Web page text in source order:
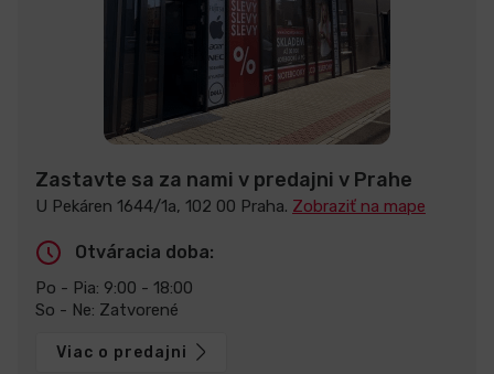
Zastavte sa za nami v predajni v Prahe
U Pekáren 1644/1a, 102 00 Praha. Zobraziť na mape
Otváracia doba:
Po - Pia: 9:00 - 18:00
So - Ne: Zatvorené
Viac o predajni